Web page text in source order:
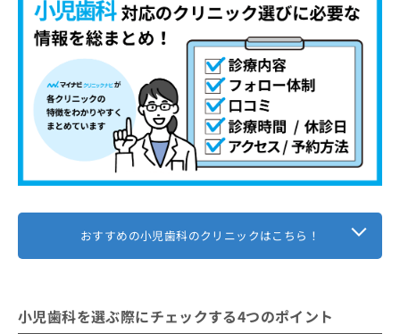
おすすめの小児歯科のクリニックはこちら！
小児歯科を選ぶ際にチェックする4つのポイント